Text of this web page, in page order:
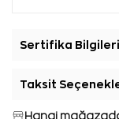
Sertifika Bilgileri
Taksit
Hangi